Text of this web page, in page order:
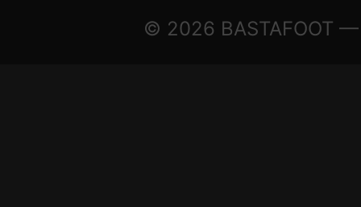
© 2026 BASTAFOOT